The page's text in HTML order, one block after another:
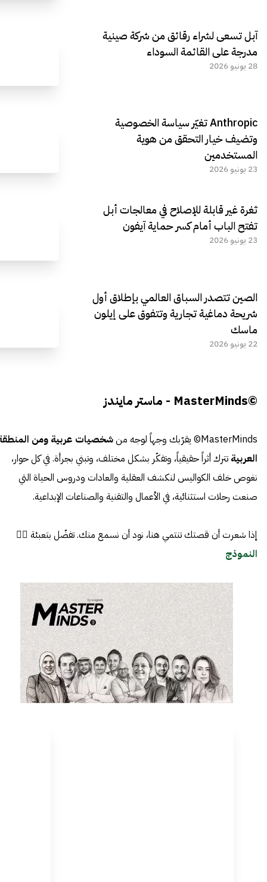
آبل تسعى لشراء رقائق من شركة صينية
مدرجة على القائمة السوداء
28 يونيو 2026
Anthropic تغيّر سياسة الخصوصية
وتضيف خيار التحقق من هوية
المستخدمين
23 يونيو 2026
ثغرة غير قابلة للإصلاح في معالجات أبل
تفتح الباب أمام كسر حماية آيفون
23 يونيو 2026
الصين تتصدر السباق العالمي بإطلاق أول
شريحة دماغية تجارية وتتفوق على إيلون
ماسك
22 يونيو 2026
©MasterMinds - ماستر مايندز
MasterMinds© يقرّبك وجهاً لوجه من
شخصيات عربية ومن
العربية تترك أثراً حقيقياً، وتفكّر بشكل مختلف، وتبني بجرأة. في كل حوار،
نغوص خلف الكواليس لنكشف العقلية والعادات ودروس الحياة التي
صنعت رحلات استثنائية، في الأعمال والتقنية والصناعات الإبداعية.
إذا شعرت أن قصتك تنتمي هنا، نود أن نسمع منك. تفضّل بتعبئة 👈🏼
النموذج